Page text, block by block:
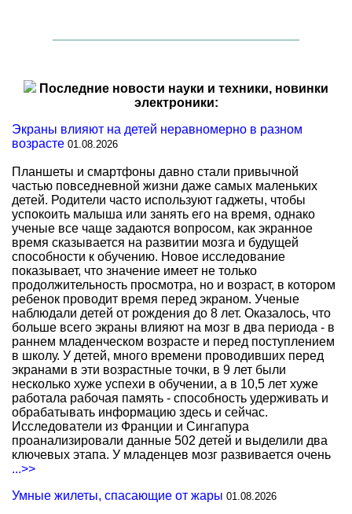
Последние новости науки и техники, новинки
электроники:
Экраны влияют на детей неравномерно в разном
возрасте 01.08.2026
Планшеты и смартфоны давно стали привычной
частью повседневной жизни даже самых маленьких
детей. Родители часто используют гаджеты, чтобы
успокоить малыша или занять его на время, однако
ученые все чаще задаются вопросом, как экранное
время сказывается на развитии мозга и будущей
способности к обучению. Новое исследование
показывает, что значение имеет не только
продолжительность просмотра, но и возраст, в котором
ребенок проводит время перед экраном. Ученые
наблюдали детей от рождения до 8 лет. Оказалось, что
больше всего экраны влияют на мозг в два периода - в
раннем младенческом возрасте и перед поступлением
в школу. У детей, много времени проводивших перед
экранами в эти возрастные точки, в 9 лет были
несколько хуже успехи в обучении, а в 10,5 лет хуже
работала рабочая память - способность удерживать и
обрабатывать информацию здесь и сейчас.
Исследователи из Франции и Сингапура
проанализировали данные 502 детей и выделили два
ключевых этапа. У младенцев мозг развивается очень
...>>
Умные жилеты, спасающие от жары 01.08.2026